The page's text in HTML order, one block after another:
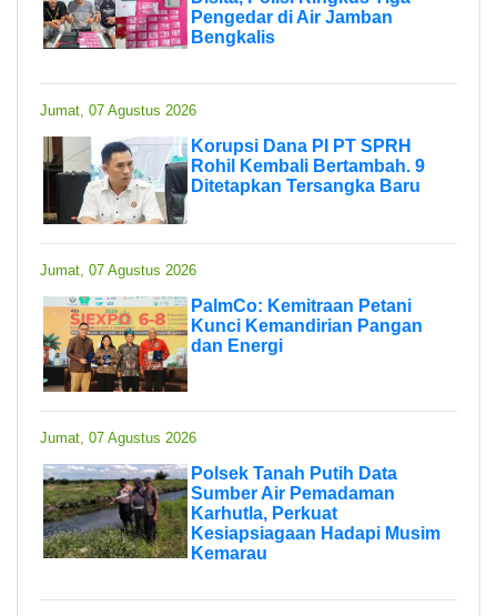
Pengedar di Air Jamban
Bengkalis
Jumat, 07 Agustus 2026
Korupsi Dana PI PT SPRH
Rohil Kembali Bertambah. 9
Ditetapkan Tersangka Baru
Jumat, 07 Agustus 2026
PalmCo: Kemitraan Petani
Kunci Kemandirian Pangan
dan Energi
Jumat, 07 Agustus 2026
Polsek Tanah Putih Data
Sumber Air Pemadaman
Karhutla, Perkuat
Kesiapsiagaan Hadapi Musim
Kemarau